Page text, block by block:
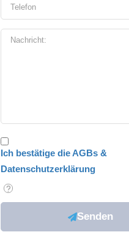
Ich bestätige die AGBs &
Datenschutzerklärung